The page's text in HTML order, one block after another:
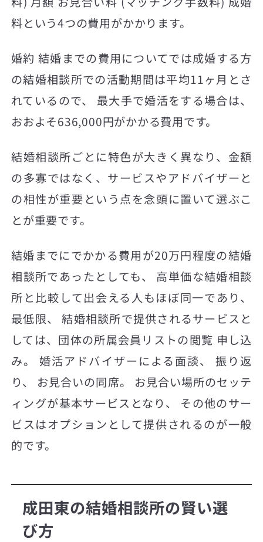
料という4つの費用がかかります。
婚約 結婚までの費用についてでは成婚する方
の結婚相談所での活動期間は平均11ヶ月とさ
れているので、 最大手で婚活をする場合は、
おおよそ636,000円がかかる費用です。
結婚相談所ごとに特色が大きく異なり、金額
の多寡ではなく、サービスやアドバイザーと
の相性が重要という点を念頭に置いて選ぶこ
とが重要です。
結婚までにでかかる費用が20万円程度の結婚
相談所であったとしても、 高単価な結婚相談
所と比較して出会える人もほぼ同一であり、
最低限、 結婚相談所で提供されるサービスと
しては、団体の所属会員リストの閲覧 申し込
み。 婚活アドバイザーによる面談、 振り返
り、 お見合いの同席。 お見合い場所のセッテ
ィングが基本サービスとなり、 その他のサー
ビスはオプションとして提供されるのが一般
的です。
成田東の結婚相談所の賢い選
び方